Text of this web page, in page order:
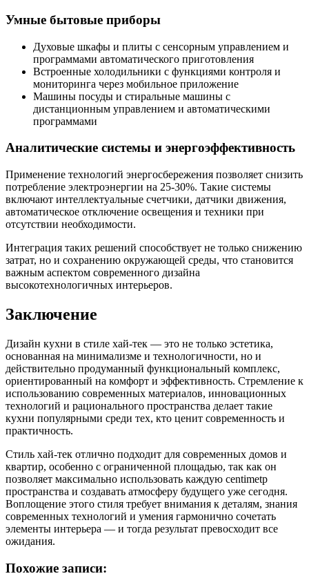
Умные бытовые приборы
Духовые шкафы и плиты с сенсорным управлением и
программами автоматического приготовления
Встроенные холодильники с функциями контроля и
мониторинга через мобильное приложение
Машины посуды и стиральные машины с
дистанционным управлением и автоматическими
программами
Аналитические системы и энергоэффективность
Применение технологий энергосбережения позволяет снизить
потребление электроэнергии на 25-30%. Такие системы
включают интеллектуальные счетчики, датчики движения,
автоматическое отключение освещения и техники при
отсутствии необходимости.
Интеграция таких решений способствует не только снижению
затрат, но и сохранению окружающей среды, что становится
важным аспектом современного дизайна
высокотехнологичных интерьеров.
Заключение
Дизайн кухни в стиле хай-тек — это не только эстетика,
основанная на минимализме и технологичности, но и
действительно продуманный функциональный комплекс,
ориентированный на комфорт и эффективность. Стремление к
использованию современных материалов, инновационных
технологий и рационального пространства делает такие
кухни популярными среди тех, кто ценит современность и
практичность.
Стиль хай-тек отлично подходит для современных домов и
квартир, особенно с ограниченной площадью, так как он
позволяет максимально использовать каждую centimetр
пространства и создавать атмосферу будущего уже сегодня.
Воплощение этого стиля требует внимания к деталям, знания
современных технологий и умения гармонично сочетать
элементы интерьера — и тогда результат превосходит все
ожидания.
Похожие записи: